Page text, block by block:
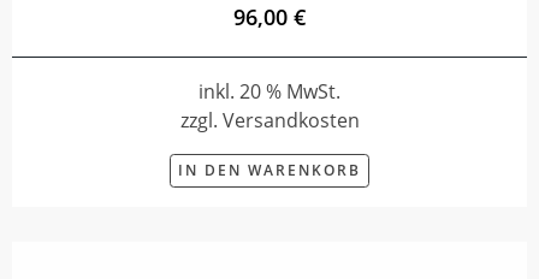
96,00 €
inkl. 20 % MwSt.
zzgl. Versandkosten
IN DEN WARENKORB